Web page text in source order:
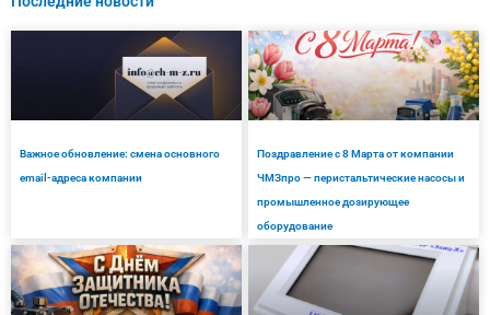
Важное обновление: смена основного
email-адреса компании
Поздравление с 8 Марта от компании
ЧМЗпро — перистальтические насосы и
промышленное дозирующее
оборудование